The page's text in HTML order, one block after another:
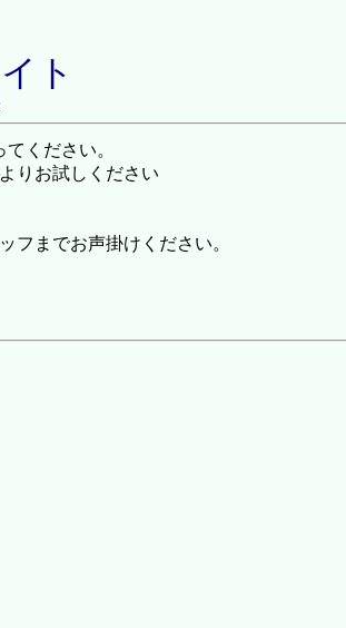
ト
ください。
りお試しください
フまでお声掛けください。